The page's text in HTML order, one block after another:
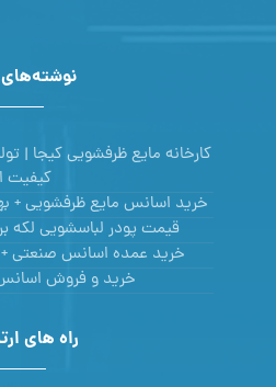
نوشته‌های
کارخانه مایع ظرفشویی کیجا |
کیفیت
خرید اسانس مایع ظرفشویی +
قیمت پودر لباسشویی لکه
خرید عمده اسانس صنعتی
خرید و فروش
راه های